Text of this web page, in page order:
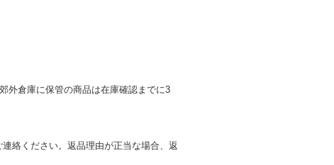
外倉庫に保管の商品は在庫確認までに3
絡ください。返品理由が正当な場合、返